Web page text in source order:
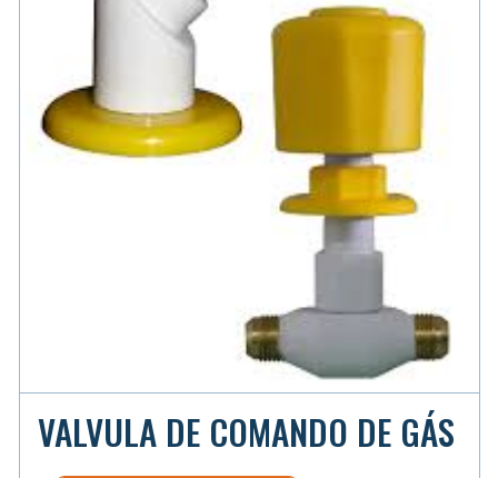
VALVULA DE COMANDO DE GÁS